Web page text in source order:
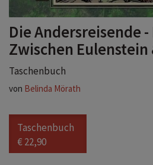
Die Andersreisende -
Zwischen
Taschenbuch
von Belinda Mörath
Taschenbuch
€ 22,90